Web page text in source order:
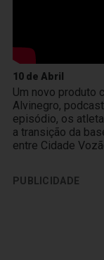
10 de Abril
Um novo produto
Alvinegro,
episódio, os
a transição da
entre Cidade
PUBLICIDADE